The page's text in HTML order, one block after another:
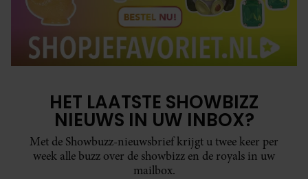
HET LAATSTE SHOWBIZZ
NIEUWS IN UW INBOX?
Met de Showbuzz-nieuwsbrief krijgt u twee keer per
week alle buzz over de showbizz en de royals in uw
mailbox.